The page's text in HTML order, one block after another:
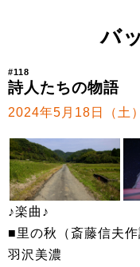
バ
#118
詩人たちの物語
2024年5月18日（土
♪楽曲♪
■里の秋（斎藤信
羽沢美濃